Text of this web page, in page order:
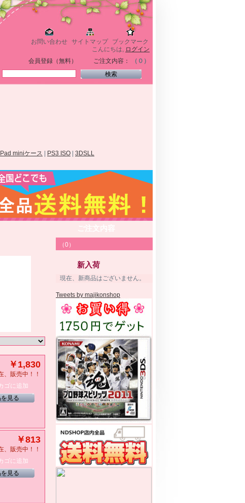
お問い合わせ サイトマップ
ブックマーク
こんにちは,
ログイン
ご注文内容： （０）
会員登録（無料）
miniケース PS3 ISO 3DSLL
￥1,830
、販売中！！
ゴに追加
見る
￥813
、販売中！！
ゴに追加
見る
（0）
新入荷
現在、新商品はございません。
Tweets by majikonshop